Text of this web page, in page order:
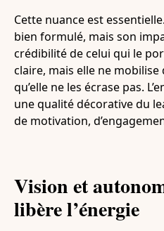
Cette nuance est
bien formulé, mais son
crédibilité de celui qui le
claire, mais elle ne
qu’elle ne les écrase pas.
une qualité décorative du
de motivation,
Vision et
libère l’énergie